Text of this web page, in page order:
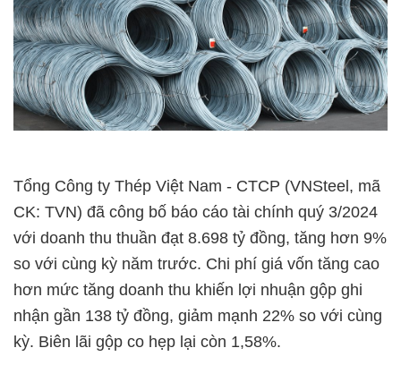
Tổng Công ty Thép Việt Nam - CTCP (VNSteel, mã
CK: TVN) đã công bố báo cáo tài chính quý 3/2024
với doanh thu thuần đạt 8.698 tỷ đồng, tăng hơn 9%
so với cùng kỳ năm trước. Chi phí giá vốn tăng cao
hơn mức tăng doanh thu khiến lợi nhuận gộp ghi
nhận gần 138 tỷ đồng, giảm mạnh 22% so với cùng
kỳ. Biên lãi gộp co hẹp lại còn 1,58%.